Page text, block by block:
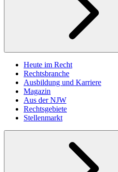
Heute im Recht
Rechtsbranche
Ausbildung und Karriere
Magazin
Aus der NJW
Rechtsgebiete
Stellenmarkt